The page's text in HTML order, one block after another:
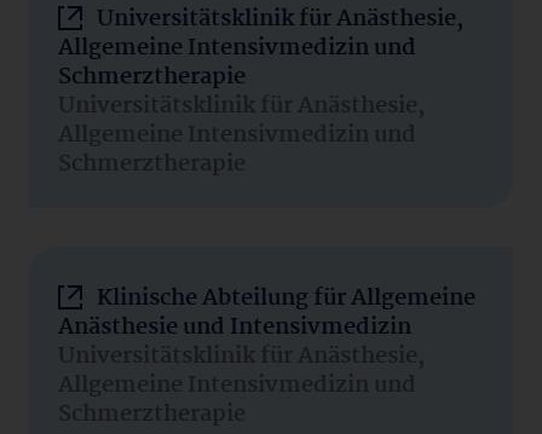
Universitätsklinik für Anästhesie,
Allgemeine Intensivmedizin und
Schmerztherapie
Universitätsklinik für Anästhesie,
Allgemeine Intensivmedizin und
Schmerztherapie
Klinische Abteilung für Allgemeine
Anästhesie und Intensivmedizin
Universitätsklinik für Anästhesie,
Allgemeine Intensivmedizin und
Schmerztherapie